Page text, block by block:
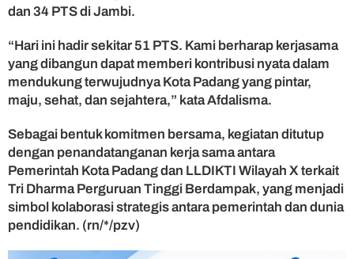
dan 34 PTS di Jambi.
“Hari ini hadir sekitar 51 PTS. Kami berharap kerjasama
yang dibangun dapat memberi kontribusi nyata dalam
mendukung terwujudnya Kota Padang yang pintar,
maju, sehat, dan sejahtera,” kata Afdalisma.
Sebagai bentuk komitmen bersama, kegiatan ditutup
dengan penandatanganan kerja sama antara
Pemerintah Kota Padang dan LLDIKTI Wilayah X terkait
Tri Dharma Perguruan Tinggi Berdampak, yang menjadi
simbol kolaborasi strategis antara pemerintah dan dunia
pendidikan. (rn/*/pzv)